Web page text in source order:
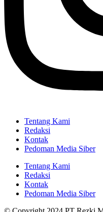
Tentang Kami
Redaksi
Kontak
Pedoman Media Siber
Tentang Kami
Redaksi
Kontak
Pedoman Media Siber